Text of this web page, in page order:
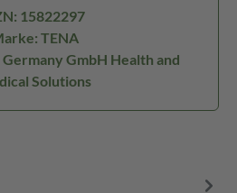
15822297
TENA
GmbH Health and
Solutions